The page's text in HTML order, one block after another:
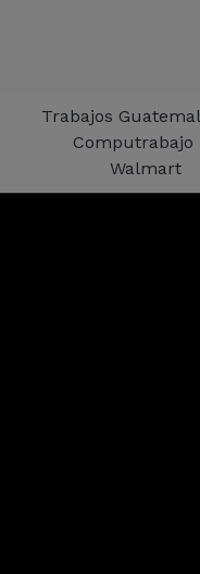
Trabajos
Computrabajo
Walmart